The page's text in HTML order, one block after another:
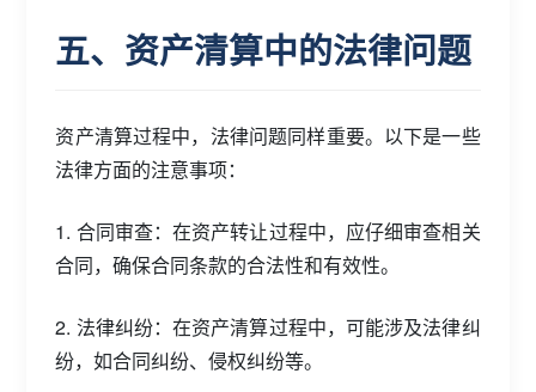
五、资产清算中的法律问题
资产清算过程中，法律问题同样重要。以下是一些
法律方面的注意事项：
1. 合同审查：在资产转让过程中，应仔细审查相关
合同，确保合同条款的合法性和有效性。
2. 法律纠纷：在资产清算过程中，可能涉及法律纠
纷，如合同纠纷、侵权纠纷等。